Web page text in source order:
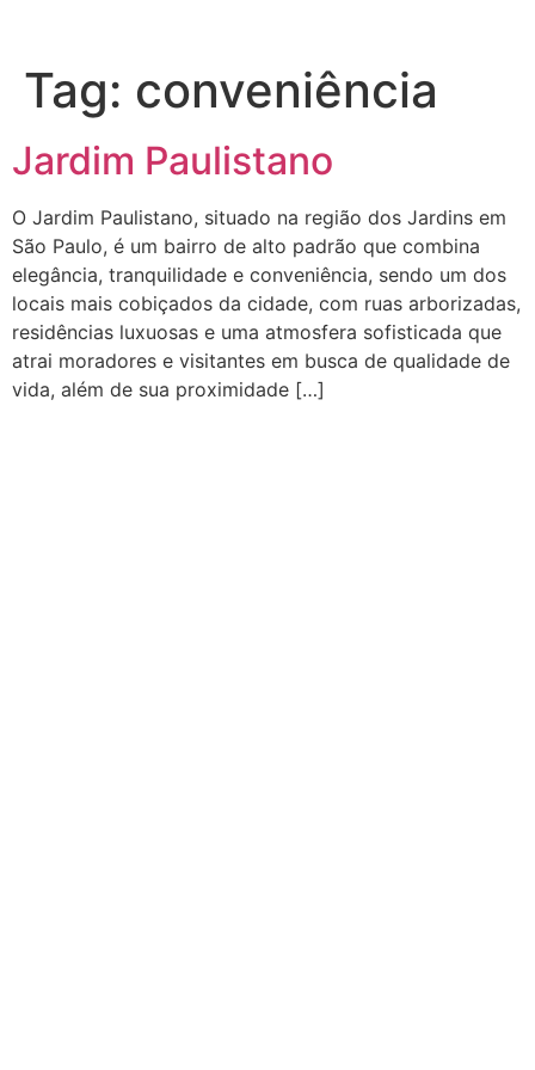
Tag: conveniência
Jardim Paulistano
O Jardim Paulistano, situado na região dos Jardins em
São Paulo, é um bairro de alto padrão que combina
elegância, tranquilidade e conveniência, sendo um dos
locais mais cobiçados da cidade, com ruas arborizadas,
residências luxuosas e uma atmosfera sofisticada que
atrai moradores e visitantes em busca de qualidade de
vida, além de sua proximidade […]